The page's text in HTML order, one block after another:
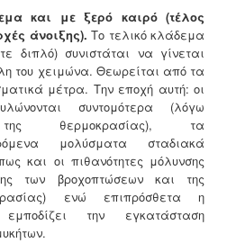
και με ξερό καιρό (τέλος
άνοιξης). Το τελικό κλάδεμα
διπλό) συνιστάται να γίνεται
του χειμώνα. Θεωρείται από τα
μέτρα. Την εποχή αυτή: οι
συντομότερα (λόγω
θερμοκρασίας), τα
μολύσματα σταδιακά
και οι πιθανότητες μόλυνσης
των βροχοπτώσεων και της
ενώ επιπρόσθετα η
εμποδίζει την εγκατάσταση